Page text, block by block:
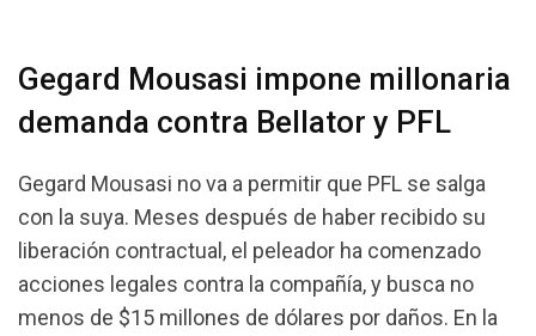
Gegard Mousasi impone millonaria
demanda contra Bellator y PFL
Gegard Mousasi no va a permitir que PFL se salga
con la suya. Meses después de haber recibido su
liberación contractual, el peleador ha comenzado
acciones legales contra la compañía, y busca no
menos de $15 millones de dólares por daños. En la